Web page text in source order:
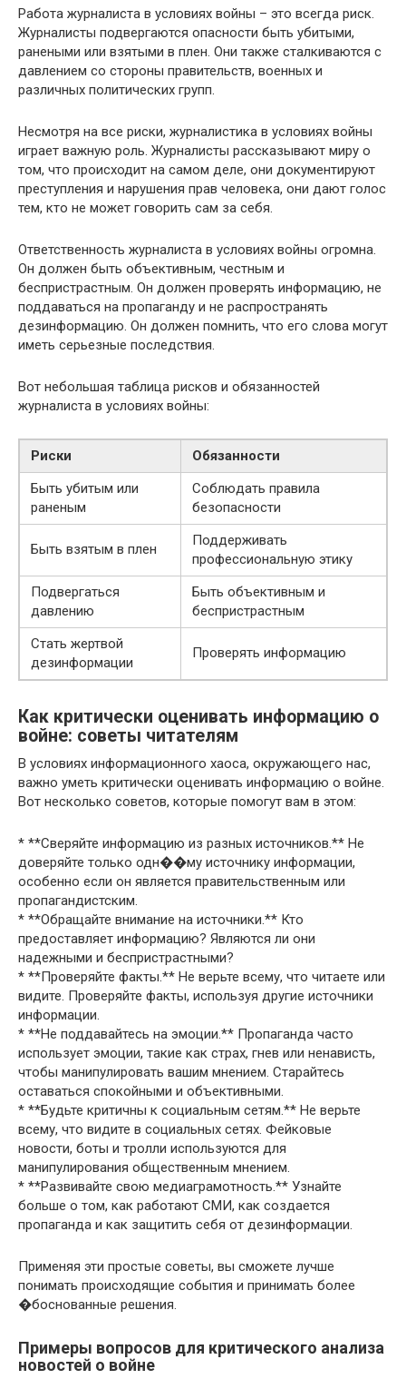
Работа журналиста в условиях войны – это всегда риск.
Журналисты подвергаются опасности быть убитыми,
ранеными или взятыми в плен. Они также сталкиваются с
давлением со стороны правительств, военных и
различных политических групп.
Несмотря на все риски, журналистика в условиях войны
играет важную роль. Журналисты рассказывают миру о
том, что происходит на самом деле, они документируют
преступления и нарушения прав человека, они дают голос
тем, кто не может говорить сам за себя.
Ответственность журналиста в условиях войны огромна.
Он должен быть объективным, честным и
беспристрастным. Он должен проверять информацию, не
поддаваться на пропаганду и не распространять
дезинформацию. Он должен помнить, что его слова могут
иметь серьезные последствия.
Вот небольшая таблица рисков и обязанностей
журналиста в условиях войны:
Риски
Обязанности
Быть убитым или
раненым
Соблюдать правила
безопасности
Быть взятым в плен
Поддерживать
профессиональную этику
Подвергаться
давлению
Быть объективным и
беспристрастным
Стать жертвой
дезинформации
Проверять информацию
Как критически оценивать информацию о
войне: советы читателям
В условиях информационного хаоса, окружающего нас,
важно уметь критически оценивать информацию о войне.
Вот несколько советов, которые помогут вам в этом:
* **Сверяйте информацию из разных источников.** Не
доверяйте только одн��му источнику информации,
особенно если он является правительственным или
пропагандистским.
* **Обращайте внимание на источники.** Кто
предоставляет информацию? Являются ли они
надежными и беспристрастными?
* **Проверяйте факты.** Не верьте всему, что читаете или
видите. Проверяйте факты, используя другие источники
информации.
* **Не поддавайтесь на эмоции.** Пропаганда часто
использует эмоции, такие как страх, гнев или ненависть,
чтобы манипулировать вашим мнением. Старайтесь
оставаться спокойными и объективными.
* **Будьте критичны к социальным сетям.** Не верьте
всему, что видите в социальных сетях. Фейковые
новости, боты и тролли используются для
манипулирования общественным мнением.
* **Развивайте свою медиаграмотность.** Узнайте
больше о том, как работают СМИ, как создается
пропаганда и как защитить себя от дезинформации.
Применяя эти простые советы, вы сможете лучше
понимать происходящие события и принимать более
�боснованные решения.
Примеры вопросов для критического анализа
новостей о войне